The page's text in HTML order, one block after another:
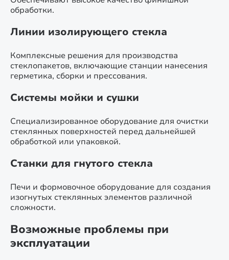
обработки.
Линии изолирующего стекла
Комплексные решения для производства
стеклопакетов, включающие станции нанесения
герметика, сборки и прессования.
Системы мойки и сушки
Специализированное оборудование для очистки
стеклянных поверхностей перед дальнейшей
обработкой или упаковкой.
Станки для гнутого стекла
Печи и формовочное оборудование для создания
изогнутых стеклянных элементов различной
сложности.
Возможные проблемы при
эксплуатации